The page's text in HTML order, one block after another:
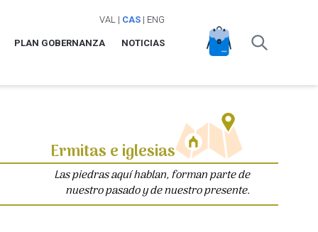
VAL | CAS| ENG
PLAN GOBERNANZA NOTICIAS
Ermitas e iglesias
Las piedras aquí hablan, forman parte de
nuestro pasado y de nuestro presente.